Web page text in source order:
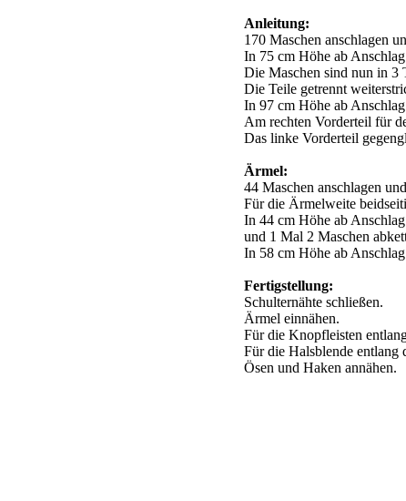
Anleitung:
170 Maschen anschlagen
In 75 cm Höhe ab
Die Maschen sind nun in 3
Die Teile getrennt
In 97 cm Höhe ab
Am rechten Vorderteil für
Das linke Vorderteil
Ärmel:
44 Maschen anschlagen
Für die Ärmelweite
In 44 cm Höhe ab
und 1 Mal 2 Maschen
In 58 cm Höhe ab
Fertigstellung:
Schulternähte schließen.
Ärmel einnähen.
Für die Knopfleisten
Für die Halsblende entlang
Ösen und Haken annähen.